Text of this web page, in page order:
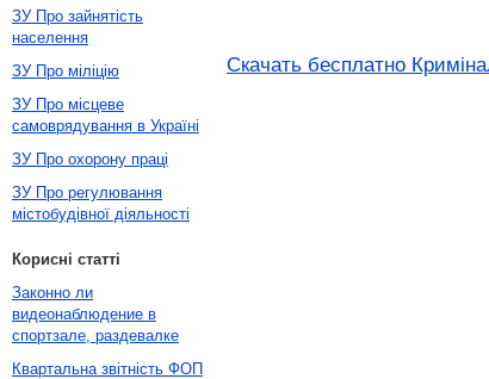
Скачать бесплатно
ЗУ Про зайнятість
населення
ЗУ Про міліцію
ЗУ Про місцеве
самоврядування в Україні
ЗУ Про охорону праці
ЗУ Про регулювання
містобудівної діяльності
Корисні статті
Законно ли
видеонаблюдение в
спортзале, раздевалке
Квартальна звітність ФОП